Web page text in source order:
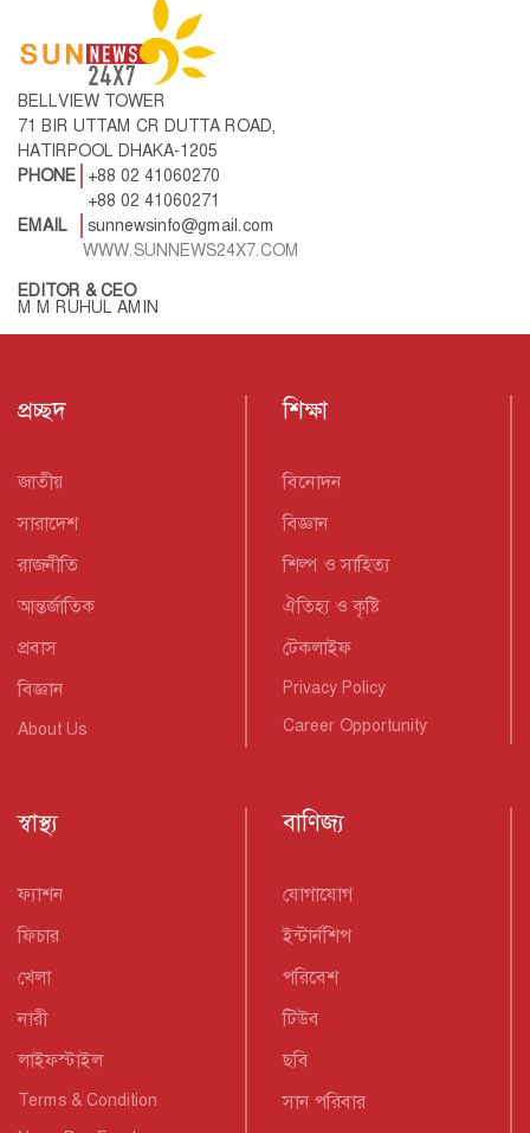
BELLVIEW TOWER
71 BIR UTTAM CR DUTTA ROAD,
HATIRPOOL DHAKA-1205
PHONE
+88 02 41060270
+88 02 41060271
EMAIL
sunnewsinfo@gmail.com
WWW.SUNNEWS24X7.COM
EDITOR & CEO
M M RUHUL AMIN
প্রচ্ছদ
জাতীয়
সারাদেশ
রাজনীতি
আন্তর্জাতিক
প্রবাস
বিজ্ঞান
About Us
শিক্ষা
বিনোদন
বিজ্ঞান
শিল্প ও সাহিত্য
ঐতিহ্য ও কৃষ্টি
টেকলাইফ
Privacy Policy
Career Opportunity
স্বাস্থ্য
ফ্যাশন
ফিচার
খেলা
নারী
লাইফস্টাইল
Terms & Condition
বাণিজ্য
যোগাযোগ
ইন্টার্নশিপ
পরিবেশ
টিউব
ছবি
সান পরিবার